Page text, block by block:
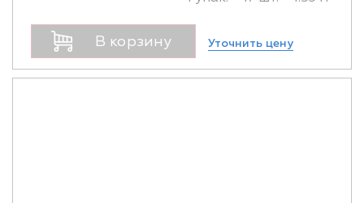
В корзину Уточнить цену